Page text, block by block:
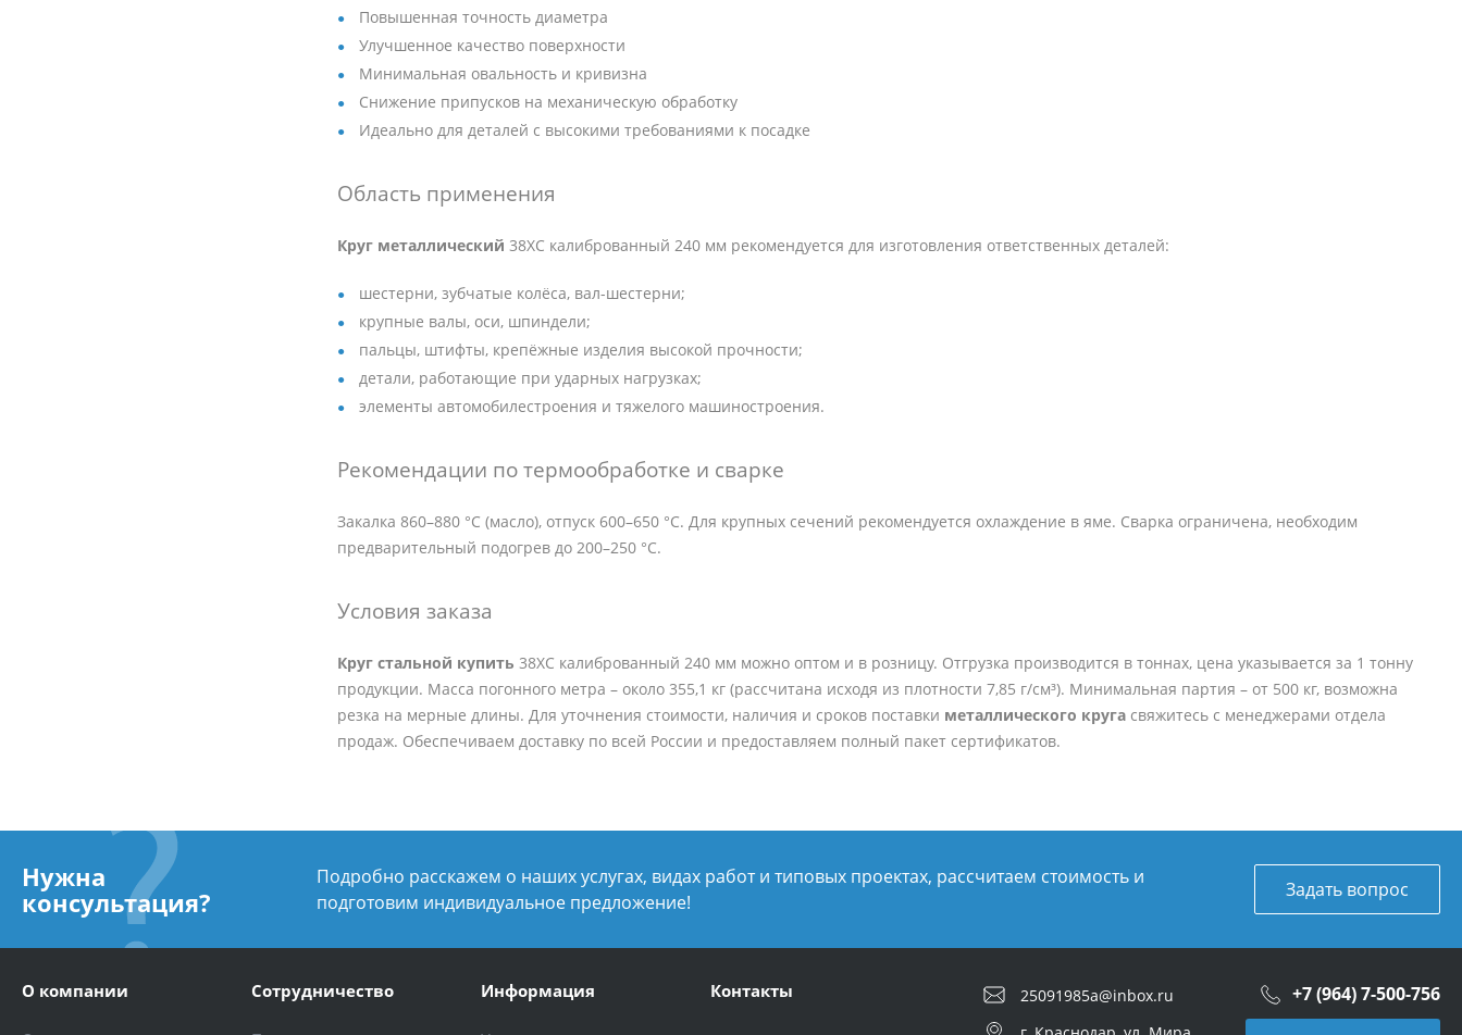
Повышенная точность диаметра
Улучшенное качество поверхности
Минимальная овальность и кривизна
Снижение припусков на механическую обработку
Идеально для деталей с высокими требованиями к посадке
Область применения
Круг металлический 38ХС калиброванный 240 мм рекомендуется для изготовления ответственных деталей:
шестерни, зубчатые колёса, вал-шестерни;
крупные валы, оси, шпиндели;
пальцы, штифты, крепёжные изделия высокой прочности;
детали, работающие при ударных нагрузках;
элементы автомобилестроения и тяжелого машиностроения.
Рекомендации по термообработке и сварке
Закалка 860–880 °C (масло), отпуск 600–650 °C. Для крупных сечений рекомендуется охлаждение в яме. Сварка ограничена, необходим
предварительный подогрев до 200–250 °C.
Условия заказа
Круг стальной купить 38ХС калиброванный 240 мм можно оптом и в розницу. Отгрузка производится в тоннах, цена указывается за 1 тонну
продукции. Масса погонного метра – около 355,1 кг (рассчитана исходя из плотности 7,85 г/см³). Минимальная партия – от 500 кг, возможна
резка на мерные длины. Для уточнения стоимости, наличия и сроков поставки металлического круга свяжитесь с менеджерами отдела
продаж. Обеспечиваем доставку по всей России и предоставляем полный пакет сертификатов.
Нужна
консультация?
Подробно расскажем о наших услугах, видах работ и типовых проектах, рассчитаем стоимость и
подготовим индивидуальное предложение!
Задать вопрос
О компании Сотрудничество Информация Контакты 25091985a@inbox.ru +7 (964) 7-500-756